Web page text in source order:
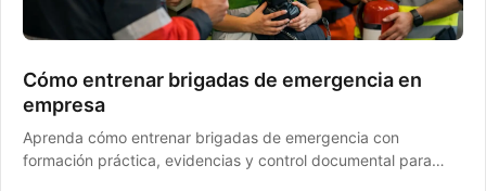
Cómo entrenar brigadas de emergencia en
empresa
Aprenda cómo entrenar brigadas de emergencia con
formación práctica, evidencias y control documental para